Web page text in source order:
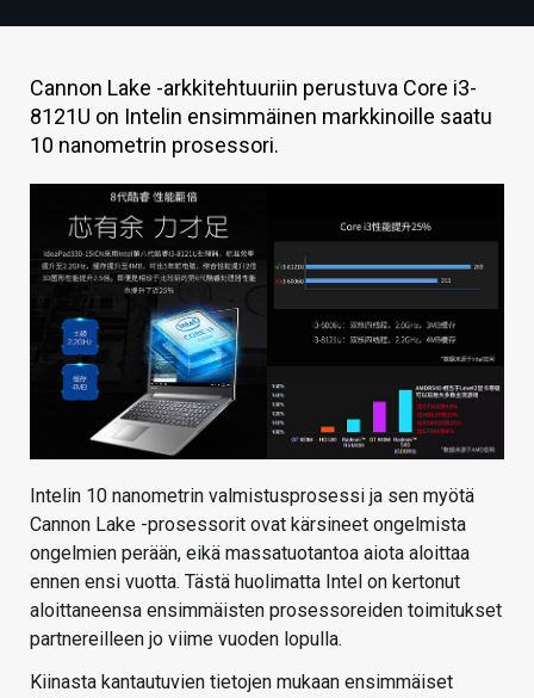
TECHBBS
TIETOA
HINTA.FI
VAIHDA TEEMA
HAKU
Cannon Lake -arkkitehtuuriin perustuva Core i3-
8121U on Intelin ensimmäinen markkinoille saatu
10 nanometrin prosessori.
Intelin 10 nanometrin valmistusprosessi ja sen myötä
Cannon Lake -prosessorit ovat kärsineet ongelmista
ongelmien perään, eikä massatuotantoa aiota aloittaa
ennen ensi vuotta. Tästä huolimatta Intel on kertonut
aloittaneensa ensimmäisten prosessoreiden toimitukset
partnereilleen jo viime vuoden lopulla.
Kiinasta kantautuvien tietojen mukaan ensimmäiset